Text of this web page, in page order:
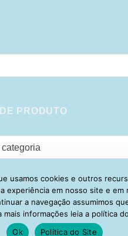
PRODUTO
PayPal Stripe
POLÍTICA DE PRIVACIDADE
GARANTIA FAQ
MINHA CONTA
CONTATO
usamos cookies e outros
experiência em nosso site e em
a navegação assumimos
mais informações leia a política
Ok
Política do Site